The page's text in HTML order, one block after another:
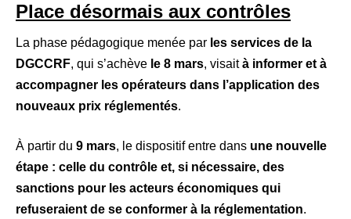
Place désormais aux contrôles
La phase pédagogique menée par les services de la
DGCCRF, qui s’achève le 8 mars, visaità informer et à
accompagner les opérateurs dans l’application des
nouveaux prix réglementés.
À partir du 9 mars, le dispositif entre dans une nouvelle
étape : celle du contrôle et, si nécessaire, des
sanctions pour les acteurs économiques qui
refuseraient de se conformer à la réglementation.